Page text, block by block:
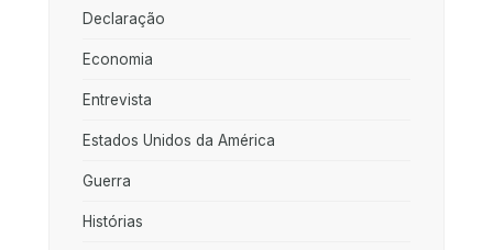
Declaração
Economia
Entrevista
Estados Unidos da América
Guerra
Histórias